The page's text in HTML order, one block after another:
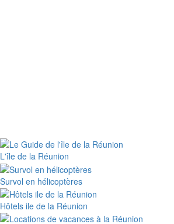
L'île de la Réunion
Survol en hélicoptères
Hôtels ile de la Réunion